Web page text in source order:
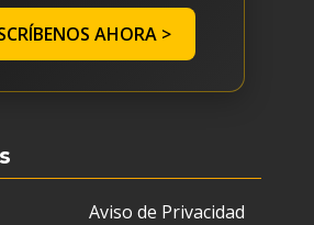
AHORA >
Aviso de Privacidad